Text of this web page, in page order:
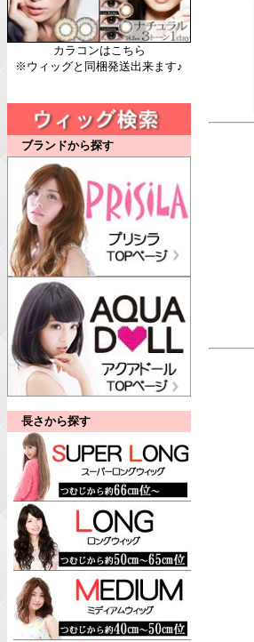
カラコンはこちら
※ウィッグと同梱発送出来ます♪
ブランドから探す
長さから探す